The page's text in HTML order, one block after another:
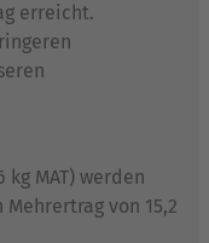
erreicht.
MAT) werden
von 15,2